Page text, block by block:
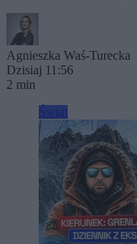
Agnieszka Waś-Turecka
Dzisiaj 11:56
2 min